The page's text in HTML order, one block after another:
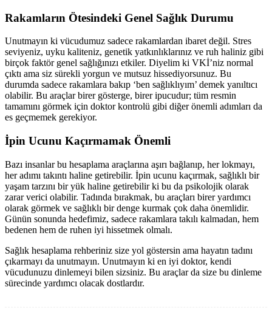
Rakamların Ötesindeki Genel Sağlık Durumu
Unutmayın ki vücudumuz sadece rakamlardan ibaret değil. Stres
seviyeniz, uyku kaliteniz, genetik yatkınlıklarınız ve ruh haliniz gibi
birçok faktör genel sağlığınızı etkiler. Diyelim ki VKİ’niz normal
çıktı ama siz sürekli yorgun ve mutsuz hissediyorsunuz. Bu
durumda sadece rakamlara bakıp ‘ben sağlıklıyım’ demek yanıltıcı
olabilir. Bu araçlar birer gösterge, birer ipucudur; tüm resmin
tamamını görmek için doktor kontrolü gibi diğer önemli adımları da
es geçmemek gerekiyor.
İpin Ucunu Kaçırmamak Önemli
Bazı insanlar bu hesaplama araçlarına aşırı bağlanıp, her lokmayı,
her adımı takıntı haline getirebilir. İpin ucunu kaçırmak, sağlıklı bir
yaşam tarzını bir yük haline getirebilir ki bu da psikolojik olarak
zarar verici olabilir. Tadında bırakmak, bu araçları birer yardımcı
olarak görmek ve sağlıklı bir denge kurmak çok daha önemlidir.
Günün sonunda hedefimiz, sadece rakamlara takılı kalmadan, hem
bedenen hem de ruhen iyi hissetmek olmalı.
Sağlık hesaplama rehberiniz size yol göstersin ama hayatın tadını
çıkarmayı da unutmayın. Unutmayın ki en iyi doktor, kendi
vücudunuzu dinlemeyi bilen sizsiniz. Bu araçlar da size bu dinleme
sürecinde yardımcı olacak dostlardır.